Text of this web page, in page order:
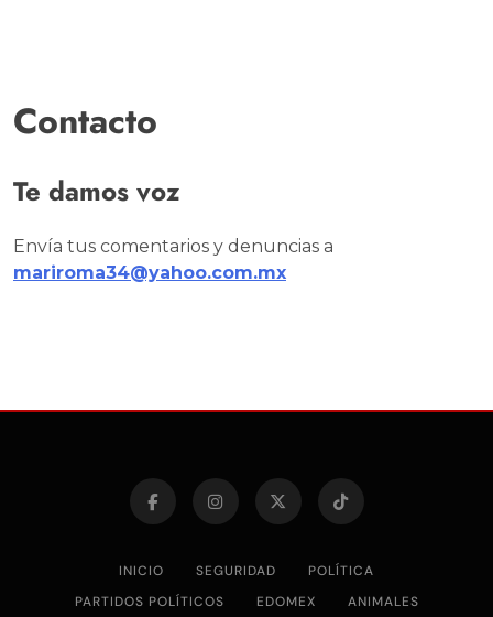
Contacto
Te damos voz
Envía tus comentarios y denuncias a
mariroma34@yahoo.com.mx
INICIO SEGURIDAD
POLÍTICA
PARTIDOS POLÍTICOS
EDOMEX ANIMALES